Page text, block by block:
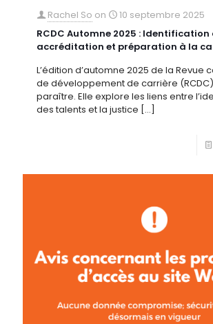
Rachel So on
10 septembre 2025
RCDC Automne 2025 :
accréditation et préparation à la
L’édition d’automne 2025 de la Revue
de développement de carrière
paraître. Elle explore les liens entre
des talents et la justice […]